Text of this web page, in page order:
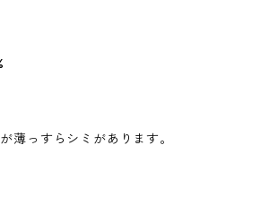
薄っすらシミがあります。